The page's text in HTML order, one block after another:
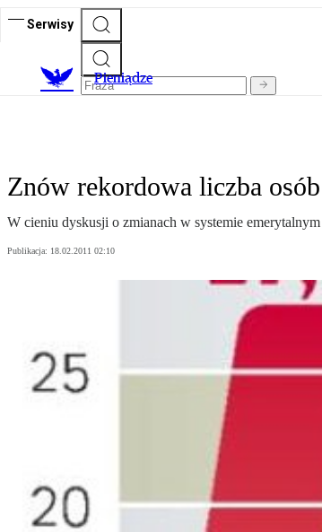
Serwisy
Pieniądze
Znów rekordowa liczba
W cieniu dyskusji o zmianach w systemie
Publikacja: 18.02.2011 02:10